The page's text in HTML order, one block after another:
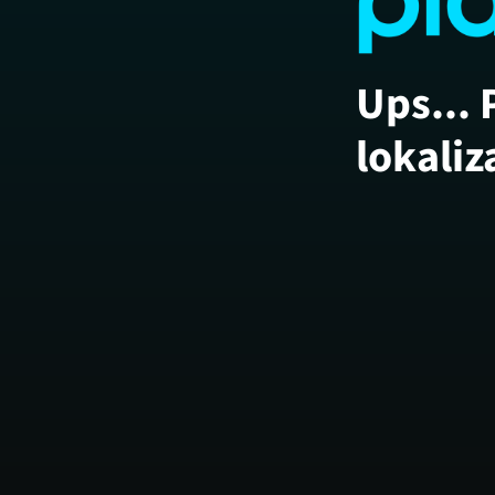
Ups...